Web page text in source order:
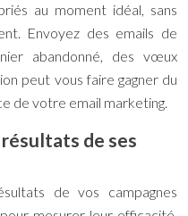
au moment idéal, sans
Envoyez des emails de
abandonné, des vœux
peut vous faire gagner du
de votre email marketing.
de ses
de vos campagnes